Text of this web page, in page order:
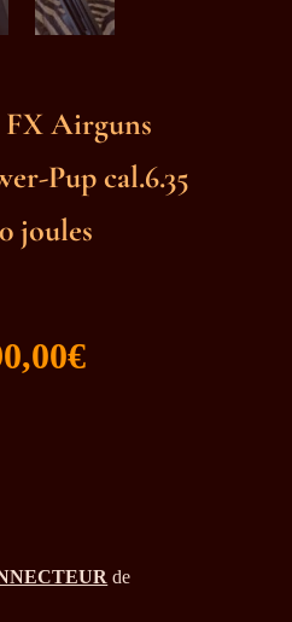
FX Airguns
Pup cal.6.35
joules
€Le
prix
de